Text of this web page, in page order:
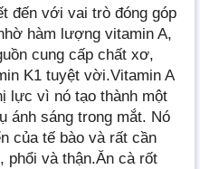
đến với vai trò đóng góp
hàm lượng vitamin A,
cung cấp chất xơ,
K1 tuyệt vời.Vitamin A
lực vì nó tạo thành một
ánh sáng trong mắt. Nó
của tế bào và rất cần
phổi và thận.Ăn cà rốt